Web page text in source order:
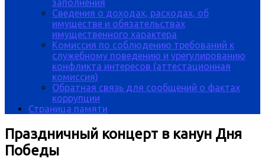
заполнения
Сведения о доходах, расходах, об
имуществе и обязательствах
имущественного характера
Комиссия по соблюдению требований к
служебному поведению и урегулированию
конфликта интересов (аттестационная
комиссия)
Обратная связь для сообщений о фактах
коррупции
Страница памяти
Праздничный концерт в канун Дня
Победы